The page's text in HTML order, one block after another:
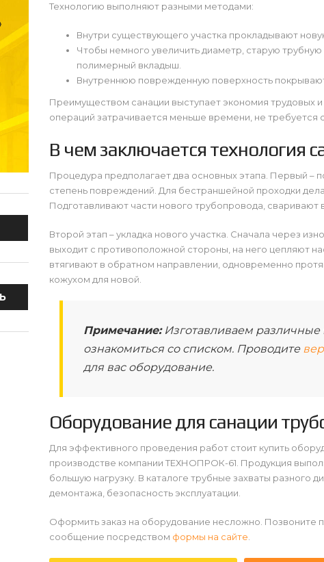
Технологию выполняют разными методами:
Внутри существующего участка прокладывают
Чтобы немного увеличить диаметр, старую
полимерный вкладыш.
Внутреннюю поврежденную поверхность
Преимуществом санации выступает экономия трудовых
операций затрачивается меньше времени, не требуется
В чем заключается технология
Процедура предполагает два основных этапа. Первый –
степень повреждений. Для бестраншейной проходки
Подготавливают части нового трубопровода, сваривают
Второй этап – укладка нового участка. Сначала через
выходит с противоположной стороны, на него цепляют
втягивают в обратном направлении, одновременно
кожухом для новой.
Примечание:Изготавливаем
ознакомиться со списком. Проводите
для вас оборудование.
Оборудование для санации
Для эффективного проведения работ стоит купить
производстве компании ТЕХНОПРОК-61. Продукция
большую нагрузку. В каталоге трубные захваты
демонтажа, безопасность эксплуатации.
Оформить заказ на оборудование несложно. Позвоните
сообщение посредством формы на сайте.